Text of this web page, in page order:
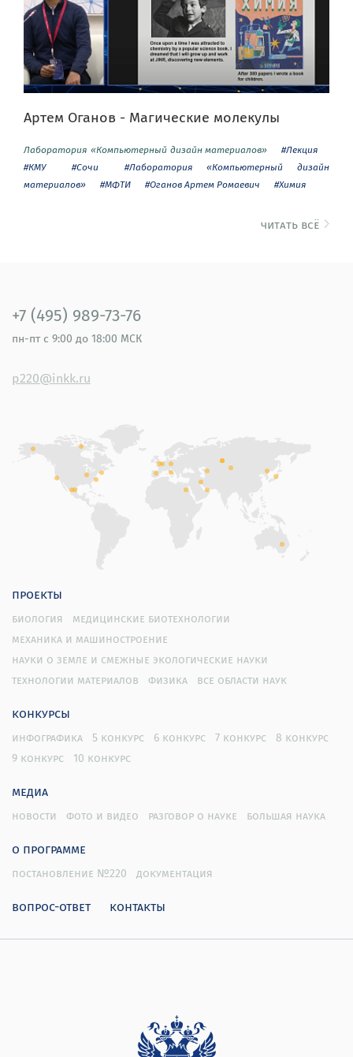
Артем Оганов - Магические молекулы
Лаборатория «Компьютерный дизайн материалов»
#Лекция
#КМУ
#Сочи
#Лаборатория «Компьютерный дизайн
материалов»
#МФТИ #Оганов Артем Ромаевич #Химия
читать всё
+7 (495) 989-73-76
пн-пт с 9:00 до 18:00 МСК
p220@inkk.ru
проекты
биология
медицинские биотехнологии
механика и машиностроение
науки о земле и смежные экологические науки
технологии материалов
физика все области наук
конкурсы
инфографика 5 конкурс 6 конкурс 7 конкурс
8 конкурс
9 конкурс
10 конкурс
медиа
новости фото и видео разговор о науке большая наука
о программе
постановление №220 документация
вопрос-ответ контакты